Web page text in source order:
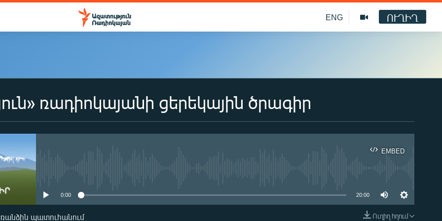
ENG ՈՒՂԻՂ
ռադիոկայանի ցերեկային ծրագիր
EMBED
0:00 20:00
Ուղիղ հղում
պատուհանում